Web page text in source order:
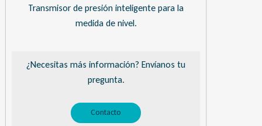
Transmisor de presión inteligente para la
medida de nivel.
¿Necesitas más información? Envíanos tu
pregunta.
Contacto